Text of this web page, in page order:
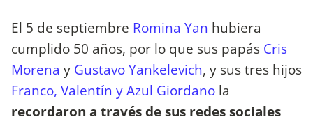
El 5 de septiembre Romina Yan hubiera
cumplido 50 años, por lo que sus papás Cris
Morena y Gustavo Yankelevich, y sus tres hijos
Franco, Valentín y Azul Giordano la
recordaron a través de sus redes sociales